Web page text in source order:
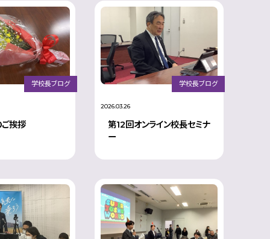
学校長ブログ
挨拶
2026.03.26
学校長ブログ
第12回オンライン校長セミナ
ー